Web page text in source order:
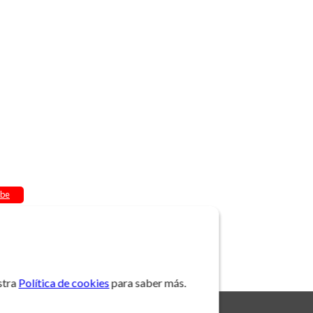
Política de cookiespara saber más.